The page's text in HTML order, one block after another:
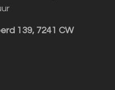
139, 7241 CW